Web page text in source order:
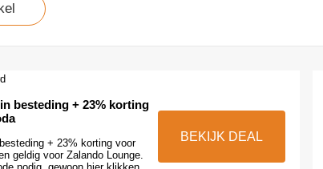
besteding + 23% korting
+ 23% korting voor
geldig voor Zalando Lounge.
BEKIJK DEAL